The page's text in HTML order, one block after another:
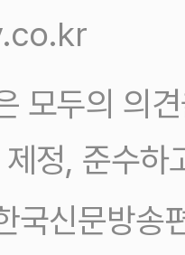
모두의 의
정, 준수하
국신문방송